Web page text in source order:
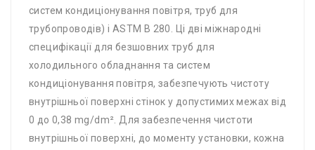
систем кондиціонування повітря, труб для
трубопроводів) і ASTM B 280. Ці дві міжнародні
специфікації для безшовних труб для
холодильного обладнання та систем
кондиціонування повітря, забезпечують чистоту
внутрішньої поверхні стінок у допустимих межах від
0 до 0,38 mg/dm². Для забезпечення чистоти
внутрішньої поверхні, до моменту установки, кожна